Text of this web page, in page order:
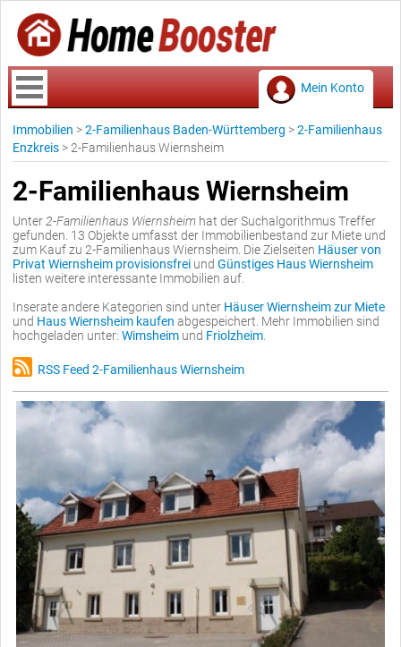
Mein Konto
Immobilien >2-Familienhaus Baden-Württemberg >2-Familienhaus
Enzkreis > 2-Familienhaus Wiernsheim
2-Familienhaus Wiernsheim
Unter 2-Familienhaus Wiernsheim hat der Suchalgorithmus Treffer
gefunden. 13 Objekte umfasst der Immobilienbestand zur Miete und
zum Kauf zu 2-Familienhaus Wiernsheim. Die Zielseiten Häuser von
Privat Wiernsheim provisionsfrei und Günstiges Haus Wiernsheim
listen weitere interessante Immobilien auf.
Inserate andere Kategorien sind unter Häuser Wiernsheim zur Miete
und Haus Wiernsheim kaufen abgespeichert. Mehr Immobilien sind
hochgeladen unter: Wimsheim und Friolzheim
RSS Feed 2-Familienhaus Wiernsheim